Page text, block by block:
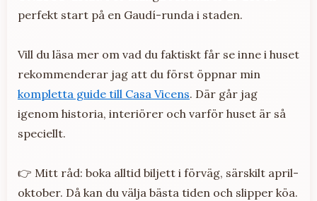
perfekt start på en Gaudí-runda i staden.
Vill du läsa mer om vad du faktiskt får se inne i huset
rekommenderar jag att du först öppnar min
kompletta guide till Casa Vicens. Där går jag
igenom historia, interiörer och varför huset är så
speciellt.
👉 Mitt råd: boka alltid biljett i förväg, särskilt april-
oktober. Då kan du välja bästa tiden och slipper köa.